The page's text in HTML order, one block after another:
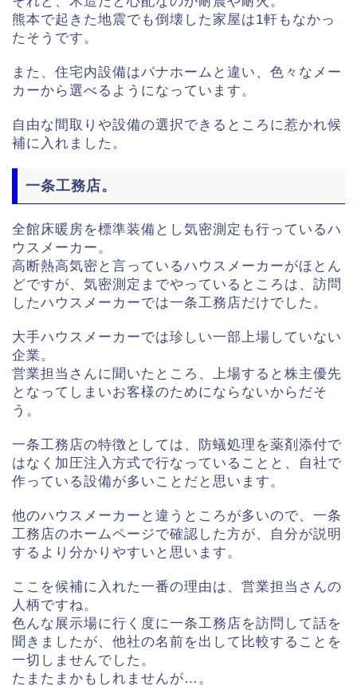
熊本で起きた地震でも倒壊した家屋は1軒もなかっ
たそうです。
また、住宅内設備はパナホームと違い、色々なメー
カーから選べるようになっています。
自由な間取りや設備の選択できるところに惹かれ候
補に入れました。
一条工務店。
全館床暖房を標準装備とし気密測定も行っているハ
ウスメーカー。
高断熱高気密と言っているハウスメーカーがほとん
どですが、気密測定までやっているところは、訪問
したハウスメーカーでは一条工務店だけでした。
大手ハウスメーカーでは珍しい一部上場していない
企業。
営業担当さんに聞いたところ、上場すると株主優先
となってしまいお客様のためにならないからだそ
う。
一条工務店の特徴としては、防蟻処理を薬剤添付で
はなく加圧注入方式で行なっていることと、自社で
作っている設備が多いことだと思います。
他のハウスメーカーと違うところが多いので、一条
工務店のホームページで確認した方が、自分が説明
するより分かりやすいと思います。
ここを候補に入れた一番の理由は、営業担当さんの
人柄ですね。
色んな展示場に行く度に一条工務店を訪問して話を
聞きましたが、他社の名前を出して比較することを
一切しませんでした。
たまたまかもしれませんが…。